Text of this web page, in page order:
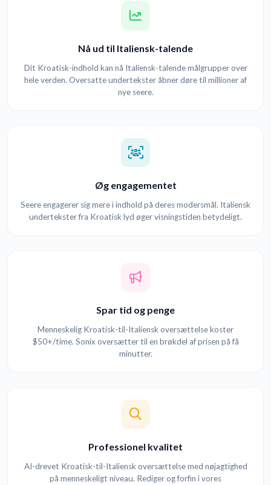
Nå ud til Italiensk-talende
Dit Kroatisk-indhold kan nå Italiensk-talende målgrupper over
hele verden. Oversatte undertekster åbner døre til millioner af
nye seere.
Øg engagementet
Seere engagerer sig mere i indhold på deres modersmål. Italiensk
undertekster fra Kroatisk lyd øger visningstiden betydeligt.
Spar tid og penge
Menneskelig Kroatisk-til-Italiensk oversættelse koster
$50+/time. Sonix oversætter til en brøkdel af prisen på få
minutter.
Professionel kvalitet
AI-drevet Kroatisk-til-Italiensk oversættelse med nøjagtighed
på menneskeligt niveau. Rediger og forfin i vores